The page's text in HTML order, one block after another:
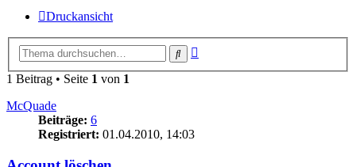
Druckansicht
Suche
1 Beitrag • Seite 1 von 1
McQuade
Beiträge: 6
Registriert: 01.04.2010, 14:03